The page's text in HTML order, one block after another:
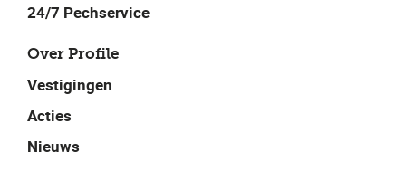
24/7 Pechservice
Over Profile
Vestigingen
Acties
Nieuws